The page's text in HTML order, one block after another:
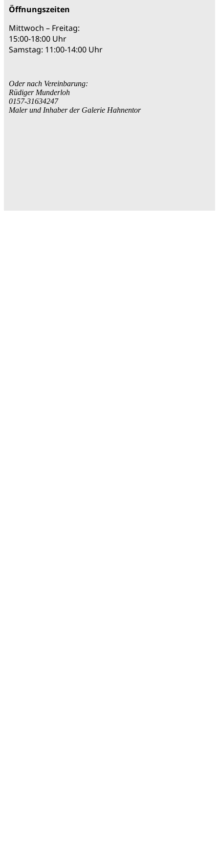
Öffnungszeiten
Mittwoch – Freitag:
15:00-18:00 Uhr
Samstag: 11:00-14:00 Uhr
Oder nach Vereinbarung:
Rüdiger Munderloh
0157-31634247
Maler und Inhaber der Galerie Hahnentor